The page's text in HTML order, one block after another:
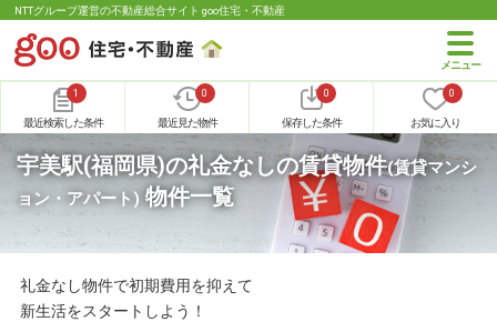
NTTグループ運営の不動産総合サイト goo住宅・不動産
1
最近検索した条件
0
最近見た物件
0
保存した条件
0
お気に入り
宇美駅(福岡県)の礼金なしの賃貸物件(賃貸マンシ
ョン・アパート) 物件一覧
礼金なし物件で初期費用を抑えて
新生活をスタートしよう！